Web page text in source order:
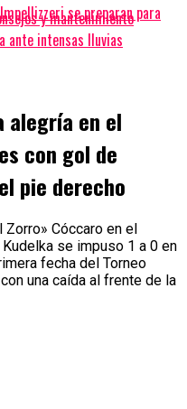
se preparan para
y mantenimiento
ante intensas lluvias
alegría en el
con gol de
pie derecho
Zorro» Cóccaro en el
se impuso 1 a 0 en
fecha del Torneo
una caída al frente de la